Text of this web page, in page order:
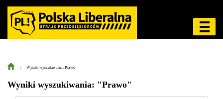
Wyniki wyszukiwania: Prawo
Wyniki wyszukiwania: "Prawo"